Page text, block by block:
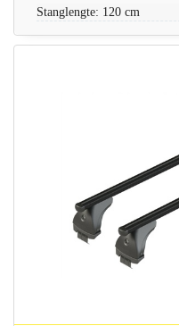
Stanglengte: 120 cm